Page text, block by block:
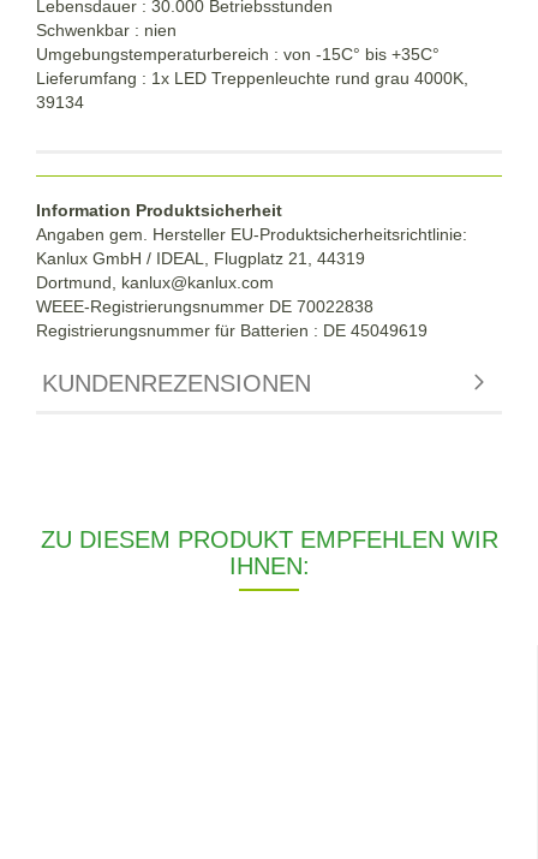
Lebensdauer : 30.000 Betriebsstunden
Schwenkbar : nien
Umgebungstemperaturbereich : von -15C° bis +35C°
Lieferumfang : 1x LED Treppenleuchte rund grau 4000K,
39134
Information Produktsicherheit
Angaben gem. Hersteller EU-Produktsicherheitsrichtlinie:
Kanlux GmbH / IDEAL, Flugplatz 21, 44319
Dortmund, kanlux@kanlux.com
WEEE-Registrierungsnummer DE 70022838
Registrierungsnummer für Batterien : DE 45049619
KUNDENREZENSIONEN
ZU DIESEM PRODUKT EMPFEHLEN WIR
IHNEN: